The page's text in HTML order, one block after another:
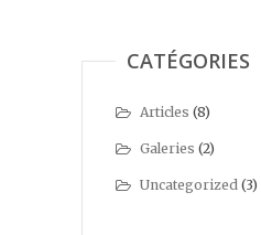
CATÉGORIES
Articles (8)
Galeries (2)
Uncategorized (3)